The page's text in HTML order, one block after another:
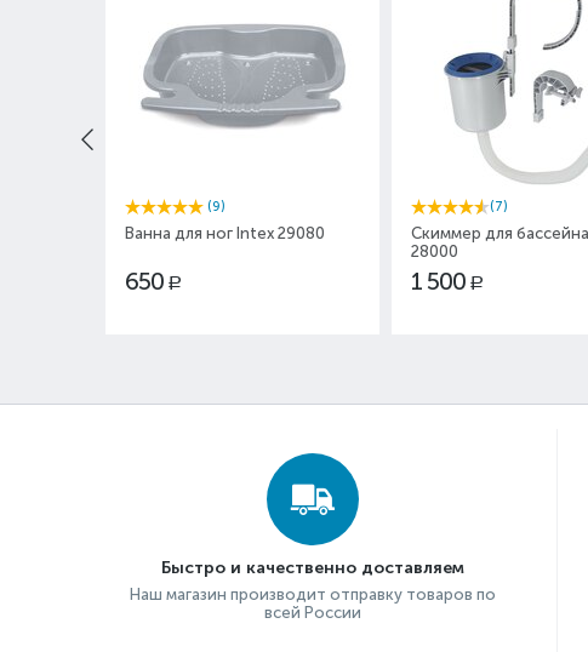
(9)
Ванна для ног Intex 29080
650 Р
(7)
Скиммер для
28000
1 500 Р
Быстро и качественно доставляем
Наш магазин производит отправку товаров по
всей России